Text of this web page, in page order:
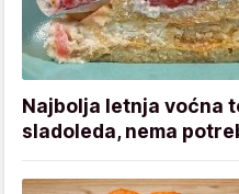
Najbolja letnja voćna
sladoleda, nema